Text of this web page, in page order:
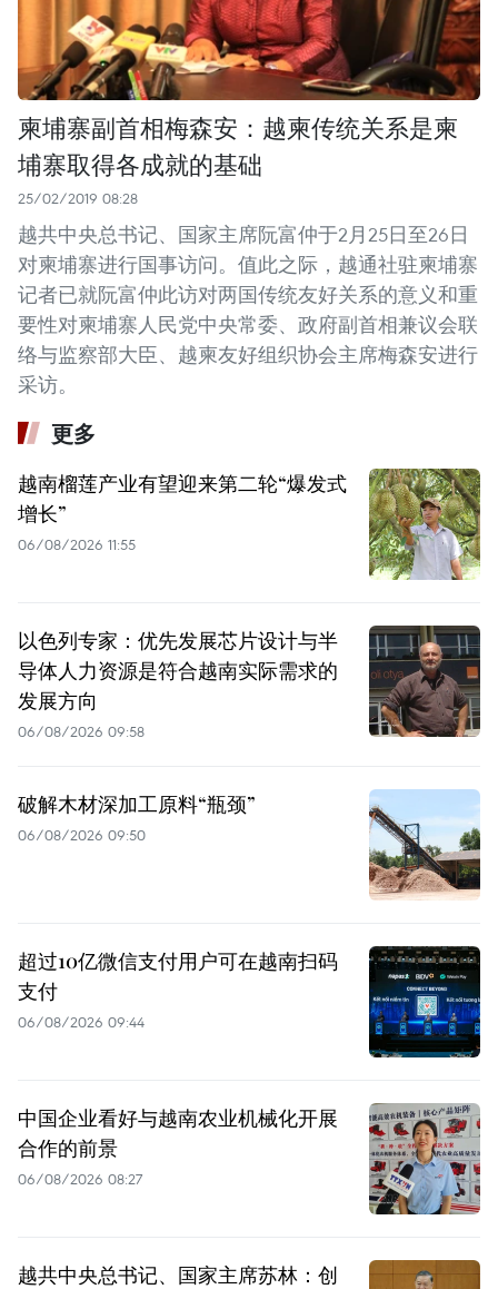
柬埔寨副首相梅森安：越柬传统关系是柬
埔寨取得各成就的基础
25/02/2019 08:28
越共中央总书记、国家主席阮富仲于2月25日至26日
对柬埔寨进行国事访问。值此之际，越通社驻柬埔寨
记者已就阮富仲此访对两国传统友好关系的意义和重
要性对柬埔寨人民党中央常委、政府副首相兼议会联
络与监察部大臣、越柬友好组织协会主席梅森安进行
采访。
更多
越南榴莲产业有望迎来第二轮“爆发式
增长”
06/08/2026 11:55
以色列专家：优先发展芯片设计与半
导体人力资源是符合越南实际需求的
发展方向
06/08/2026 09:58
破解木材深加工原料“瓶颈”
06/08/2026 09:50
超过10亿微信支付用户可在越南扫码
支付
06/08/2026 09:44
中国企业看好与越南农业机械化开展
合作的前景
06/08/2026 08:27
越共中央总书记、国家主席苏林：创